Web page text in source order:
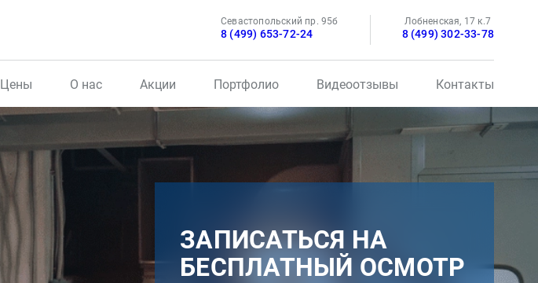
Севастопольский пр. 95б
8 (499) 653-72-24
Лобненская, 17 к.7
8 (499) 302-33-78
Цены О нас Акции Портфолио Видеоотзывы Контакты
ЗАПИСАТЬСЯ НА
БЕСПЛАТНЫЙ ОСМОТР